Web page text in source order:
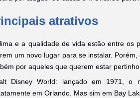
atrativos
e a qualidade de vida estão entre os
um novo lugar para se instalar.
por aqueles que querem estar
Disney World: lançado em 1971, o
em Orlando. Mas sim em Bay